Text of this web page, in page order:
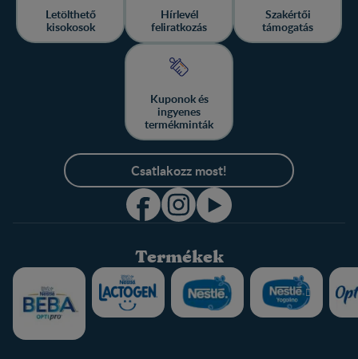
Letölthető
kisokosok
Hírlevél
feliratkozás
Szakértői
támogatás
Kuponok és
ingyenes
termékminták
Csatlakozz most!
Termékek